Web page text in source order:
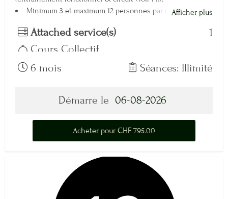
Minimum 3 et maximum 12 personnes par cours
Tous les lundi et mercredi de 10h à 11h
Tous les lundi, mercredi et vendredi de 12h15 à 13h15
Afficher plus
Attached service(s)
1
Cours Collectif
6 mois
Séances: Illimité
Démarre le 06-08-2026
Acheter pour CHF 795.00